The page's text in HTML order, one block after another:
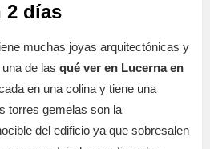
2 días
muchas joyas arquitectónicas y
de las qué ver en Lucerna en
en una colina y tiene una
torres gemelas son la
del edificio ya que sobresalen